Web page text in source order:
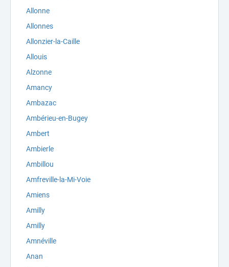
Allonne
Allonnes
Allonzier-la-Caille
Allouis
Alzonne
Amancy
Ambazac
Ambérieu-en-Bugey
Ambert
Ambierle
Ambillou
Amfreville-la-Mi-Voie
Amiens
Amilly
Amilly
Amnéville
Anan